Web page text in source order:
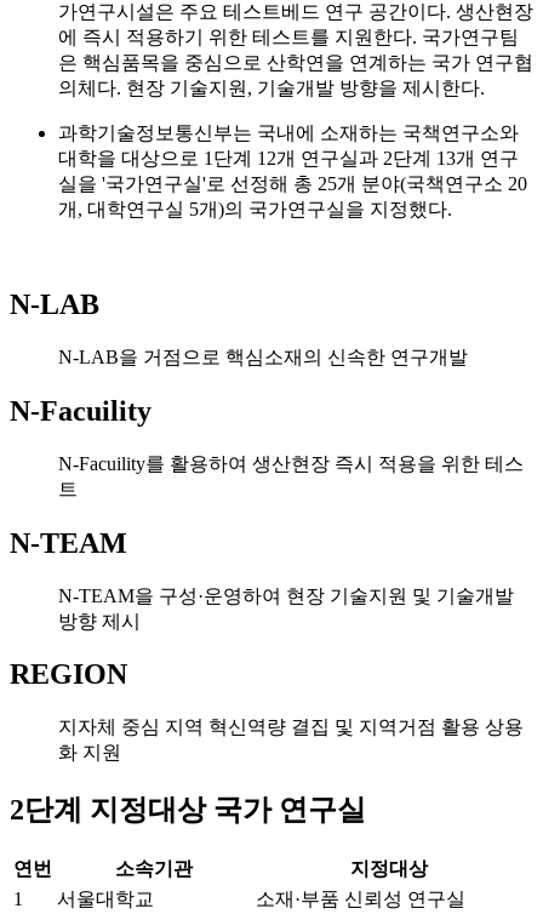
가연구시설은 주요 테스트베드 연구 공간이다. 생산현장
에 즉시 적용하기 위한 테스트를 지원한다. 국가연구팀
은 핵심품목을 중심으로 산학연을 연계하는 국가 연구협
의체다. 현장 기술지원, 기술개발 방향을 제시한다.
과학기술정보통신부는 국내에 소재하는 국책연구소와
대학을 대상으로 1단계 12개 연구실과 2단계 13개 연구
실을 '국가연구실'로 선정해 총 25개 분야(국책연구소 20
개, 대학연구실 5개)의 국가연구실을 지정했다.
N-LAB
N-LAB을 거점으로 핵심소재의 신속한 연구개발
N-Facuility
N-Facuility를 활용하여 생산현장 즉시 적용을 위한 테스
트
N-TEAM
N-TEAM을 구성·운영하여 현장 기술지원 및 기술개발
방향 제시
REGION
지자체 중심 지역 혁신역량 결집 및 지역거점 활용 상용
화 지원
2단계 지정대상 국가 연구실
연번 소속기관
지정대상
1
서울대학교
소재·부품 신뢰성 연구실